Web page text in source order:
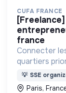
CUFA FRANCE
[freelance] chef·fe de projet -
france
Connecter
quartiers
mentors, ..
💡 SSE
Paris,